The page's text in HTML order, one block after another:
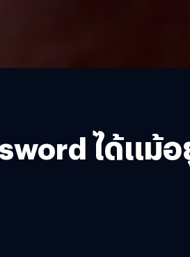
ได้แม้